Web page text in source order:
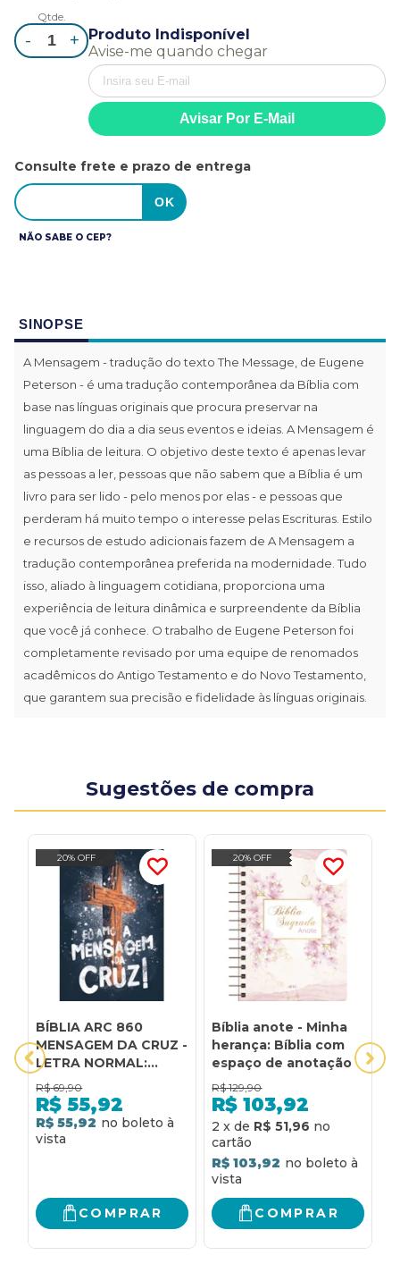
Qtde.
- +
Produto Indisponível
Avise-me quando chegar
Consulte frete e prazo de entrega
NÃO SABE O CEP?
SINOPSE
A Mensagem - tradução do texto The Message, de Eugene
Peterson - é uma tradução contemporânea da Bíblia com
base nas línguas originais que procura preservar na
linguagem do dia a dia seus eventos e ideias. A Mensagem é
uma Bíblia de leitura. O objetivo deste texto é apenas levar
as pessoas a ler, pessoas que não sabem que a Bíblia é um
livro para ser lido - pelo menos por elas - e pessoas que
perderam há muito tempo o interesse pelas Escrituras. Estilo
e recursos de estudo adicionais fazem de A Mensagem a
tradução contemporânea preferida na modernidade. Tudo
isso, aliado à linguagem cotidiana, proporciona uma
experiência de leitura dinâmica e surpreendente da Bíblia
que você já conhece. O trabalho de Eugene Peterson foi
completamente revisado por uma equipe de renomados
acadêmicos do Antigo Testamento e do Novo Testamento,
que garantem sua precisão e fidelidade às línguas originais.
Sugestões de compra
20% OFF
BÍBLIA ARC 860
MENSAGEM DA CRUZ -
LETRA NORMAL:
ALMEIDA REVISTA E
CORRIGIDA
R$ 69,90
R$ 55,92
R$ 55,92
COMPRAR
20% OFF
Bíblia anote - Minha
herança: Bíblia com
espaço de anotação
R$ 129,90
R$ 103,92
2 x de R$ 51,96
R$ 103,92
COMPRAR